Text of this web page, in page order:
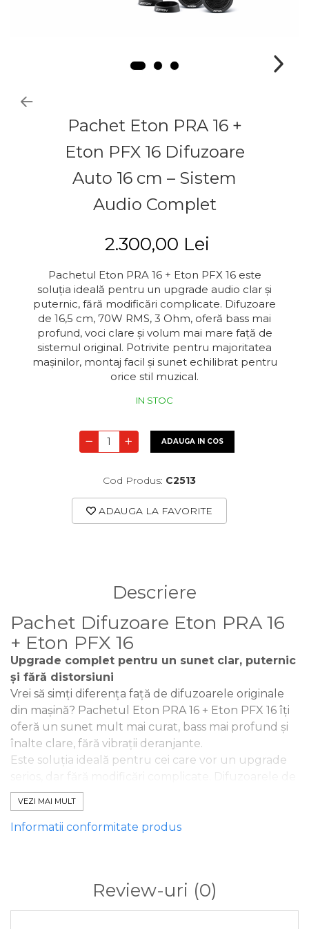
Pachet Eton PRA 16 +
Eton PFX 16 Difuzoare
Auto 16 cm – Sistem
Audio Complet
2.300,00 Lei
Pachetul Eton PRA 16 + Eton PFX 16 este
soluția ideală pentru un upgrade audio clar și
puternic, fără modificări complicate. Difuzoare
de 16,5 cm, 70W RMS, 3 Ohm, oferă bass mai
profund, voci clare și volum mai mare față de
sistemul original. Potrivite pentru majoritatea
mașinilor, montaj facil și sunet echilibrat pentru
orice stil muzical.
IN STOC
ADAUGA IN COS
Cod Produs: C2513
ADAUGA LA FAVORITE
Descriere
Pachet Difuzoare Eton PRA 16
+ Eton PFX 16
Upgrade complet pentru un sunet clar, puternic
și fără distorsiuni
Vrei să simți diferența față de difuzoarele originale
din mașină? Pachetul Eton PRA 16 + Eton PFX 16 îți
oferă un sunet mult mai curat, bass mai profund și
înalte clare, fără vibrații deranjante.
Este soluția ideală pentru cei care vor un upgrade
16 cm sunt potrivite pentru majoritatea mașinilor și
oferă:
✔ Bass mai puternic și controlat
Perfect pentru drumuri lungi, navetă sau muncă
zilnică – muzica va suna așa cum trebuie, indiferent
VEZI MAI MULT
Informatii conformitate produs
Review-uri (0)